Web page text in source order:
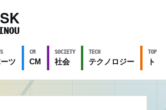
ツ
CM
CM
SOCIETY
社会
TECH
テクノロジー
TOPICS
ト